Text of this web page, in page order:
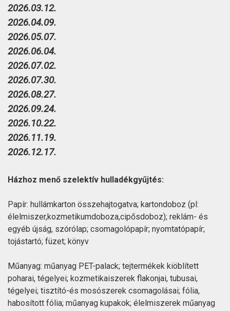
2026.03.12.
2026.04.09.
2026.05.07.
2026.06.04.
2026.07.02.
2026.07.30.
2026.08.27.
2026.09.24.
2026.10.22.
2026.11.19.
2026.12.17.
Házhoz menő szelektív hulladékgyűjtés:
Papír: hullámkarton összehajtogatva; kartondoboz (pl:
élelmiszer,kozmetikumdoboza,cipősdoboz); reklám- és
egyéb újság, szórólap; csomagolópapír; nyomtatópapír;
tojástartó; füzet; könyv
Műanyag: műanyag PET-palack; tejtermékek kiöblített
poharai, tégelyei; kozmetikaiszerek flakonjai, tubusai,
tégelyei; tisztító-és mosószerek csomagolásai; fólia,
habosított fólia; műanyag kupakok; élelmiszerek műanyag